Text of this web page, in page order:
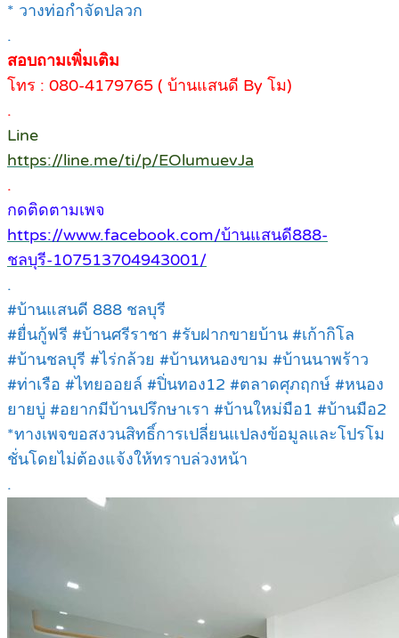
* วางท่อกำจัดปลวก
.
สอบถามเพิ่มเติม
โทร : 080-4179765 ( บ้านแสนดี By โม)
.
Line
https://line.me/ti/p/EOlumuevJa
.
กดติดตามเพจ
https://www.facebook.com/บ้านแสนดี888-
ชลบุรี-107513704943001/
.
#บ้านแสนดี 888 ชลบุรี
#ยื่นกู้ฟรี #บ้านศรีราชา #รับฝากขายบ้าน #เก้ากิโล
#บ้านชลบุรี #ไร่กล้วย #บ้านหนองขาม #บ้านนาพร้าว
#ท่าเรือ #ไทยออยล์ #ปิ่นทอง12 #ตลาดศุภฤกษ์ #หนอง
ยายบู่ #อยากมีบ้านปรึกษาเรา #บ้านใหม่มือ1 #บ้านมือ2
*ทางเพจขอสงวนสิทธิ์การเปลี่ยนแปลงข้อมูลและโปรโม
ชั่นโดยไม่ต้องแจ้งให้ทราบล่วงหน้า
.